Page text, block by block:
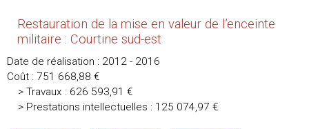
Restauration de la mise en valeur de l’enceinte
militaire : Courtine sud-est
Date de réalisation : 2012 - 2016
Coût : 751 668,88 €
> Travaux : 626 593,91 €
> Prestations intellectuelles : 125 074,97 €